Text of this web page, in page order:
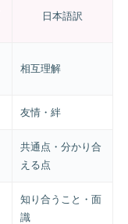
日本語訳
相互理解
友情・絆
共通点・分かり合
える点
知り合うこと・面
識